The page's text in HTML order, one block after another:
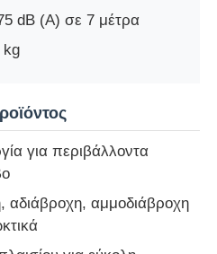
dB (A) σε 7 μέτρα
kg
για περιβάλλοντα
αδιάβροχη, αμμοδιάβροχη